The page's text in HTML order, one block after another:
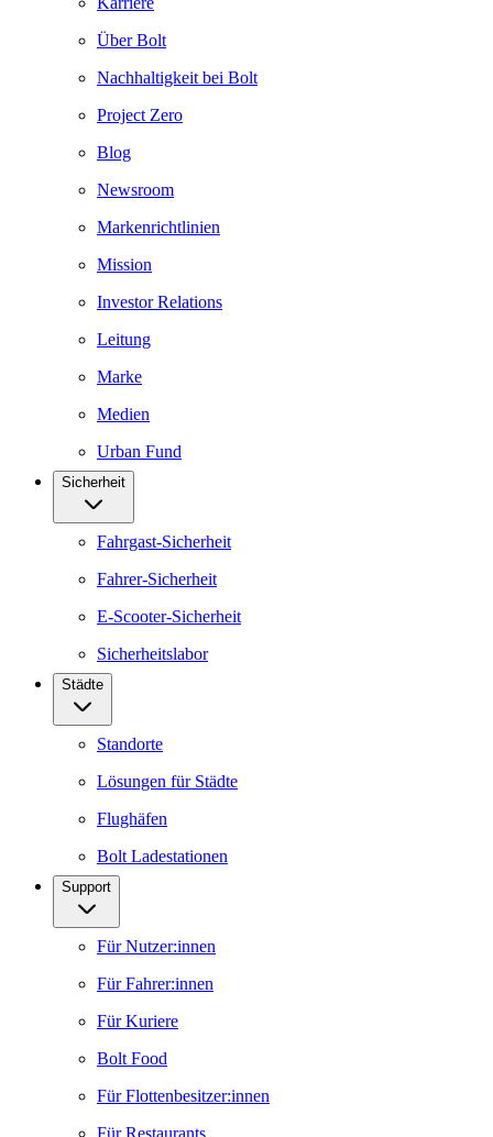
Über Bolt
Nachhaltigkeit bei Bolt
Project Zero
Blog
Newsroom
Markenrichtlinien
Mission
Investor Relations
Leitung
Marke
Medien
Urban Fund
Sicherheit
Fahrgast-Sicherheit
Fahrer-Sicherheit
E-Scooter-Sicherheit
Sicherheitslabor
Städte
Standorte
Lösungen für Städte
Flughäfen
Bolt Ladestationen
Support
Für Nutzer:innen
Für Fahrer:innen
Für Kuriere
Bolt Food
Für Flottenbesitzer:innen
Für Restaurants